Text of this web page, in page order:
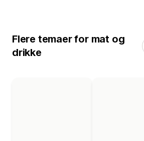
Flere temaer for mat og
drikke